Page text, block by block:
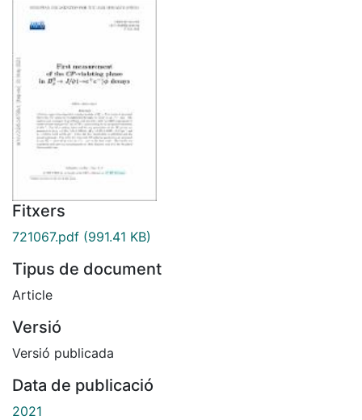
Fitxers
721067.pdf (991.41 KB)
Tipus de document
Article
Versió
Versió publicada
Data de publicació
2021